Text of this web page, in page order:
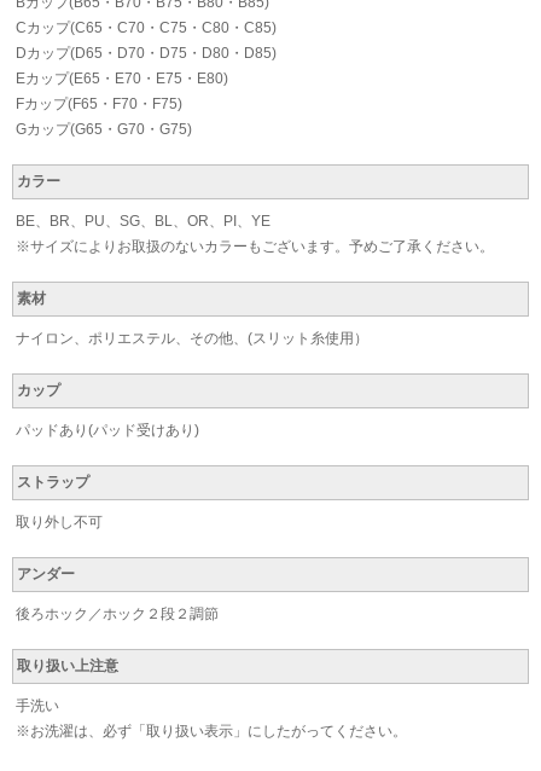
Cカップ(C65・C70・C75・C80・C85)
Dカップ(D65・D70・D75・D80・D85)
Eカップ(E65・E70・E75・E80)
Fカップ(F65・F70・F75)
Gカップ(G65・G70・G75)
カラー
BE、BR、PU、SG、BL、OR、PI、YE
※サイズによりお取扱のないカラーもございます。予めご了承ください。
素材
ナイロン、ポリエステル、その他、(スリット糸使用）
カップ
パッドあり(パッド受けあり)
ストラップ
取り外し不可
アンダー
後ろホック／ホック２段２調節
取り扱い上注意
手洗い
※お洗濯は、必ず「取り扱い表示」にしたがってください。